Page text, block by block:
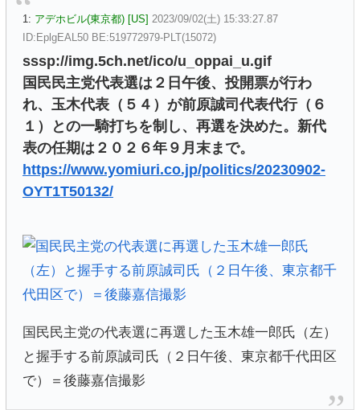
1: アデホビル(東京都) [US] 2023/09/02(土) 15:33:27.87
ID:EplgEAL50 BE:519772979-PLT(15072)
sssp://img.5ch.net/ico/u_oppai_u.gif
国民民主党代表選は２日午後、投開票が行わ
れ、玉木代表（５４）が前原誠司代表代行（６
１）との一騎打ちを制し、再選を決めた。新代
表の任期は２０２６年９月末まで。
https://www.yomiuri.co.jp/politics/20230902-
OYT1T50132/
国民民主党の代表選に再選した玉木雄一郎氏（左）
と握手する前原誠司氏（２日午後、東京都千代田区
で）＝後藤嘉信撮影